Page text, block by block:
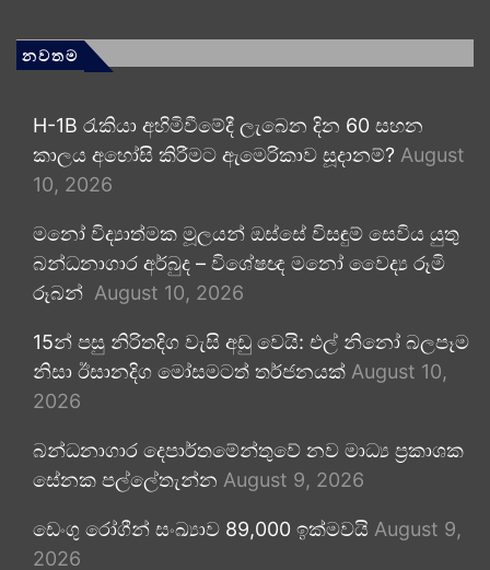
නවතම
H-1B රැකියා අහිමිවීමේදී ලැබෙන දින 60 සහන
කාලය අහෝසි කිරීමට ඇමෙරිකාව සූදානම්? August
10, 2026
මනෝ විද්‍යාත්මක මූලයන් ඔස්සේ විසඳුම් සෙවිය යුතු
බන්ධනාගාර අර්බුද – විශේෂඥ මනෝ වෛද්‍ය රූමි
රූබන් August 10, 2026
15න් පසු නිරිතදිග වැසි අඩු වෙයි: එල් නිනෝ බලපෑම
නිසා ඊසානදිග මෝසමටත් තර්ජනයක් August 10,
2026
බන්ධනාගාර දෙපාර්තමේන්තුවේ නව මාධ්‍ය ප්‍රකාශක
සේනක පල්ලේතැන්න August 9, 2026
ඩෙංගු රෝගීන් සංඛ්‍යාව 89,000 ඉක්මවයි August 9,
2026